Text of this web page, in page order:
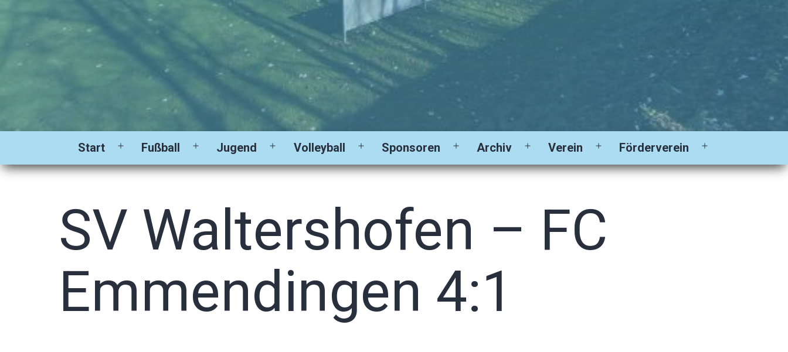
Start
Menü
öffnen
Fußball
Menü
öffnen
Jugend
Menü
öffnen
Volleyball
Menü
öffnen
Sponsoren
Menü
öffnen
Archiv
Menü
öffnen
Verein
Menü
öffnen
Förderverein
öffnen
SV Waltershofen – FC
Emmendingen 4:1